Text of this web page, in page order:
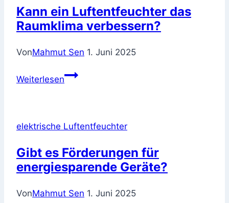
Kann ein Luftentfeuchter das
Raumklima verbessern?
VonMahmut Sen 1. Juni 2025
WeiterlesenKann
Raumklima
elektrische Luftentfeuchter
Gibt es Förderungen für
energiesparende Geräte?
VonMahmut Sen 1. Juni 2025